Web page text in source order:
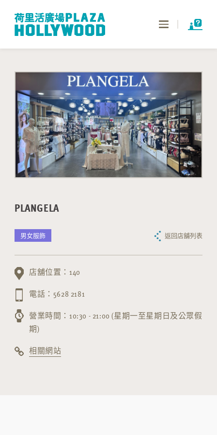
Toggle
PLANGELA
男女服飾 返回店舖列表
店舖位置：140
電話：5628 2181
營業時間：10:30 - 21:00 (星期一至星期日及公眾假
期)
相關網站